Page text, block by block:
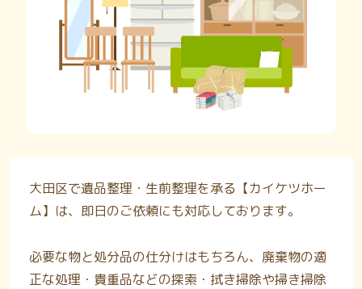
大田区で遺品整理・生前整理を承る【カイケツホー
ム】は、即日のご依頼にも対応しております。
必要な物と処分品の仕分けはもちろん、廃棄物の適
正な処理・貴重品などの探索・拭き掃除や掃き掃除